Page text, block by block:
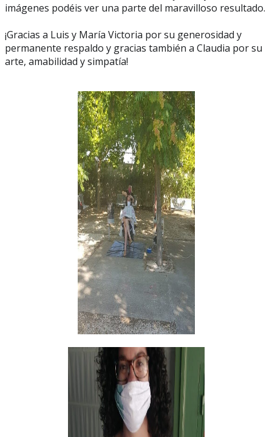
imágenes podéis ver una parte del maravilloso resultado.
¡Gracias a Luis y María Victoria por su generosidad y
permanente respaldo y gracias también a Claudia por su
arte, amabilidad y simpatía!